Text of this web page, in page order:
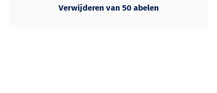
Verwijderen van 50 abelen